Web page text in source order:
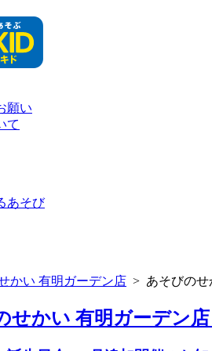
願い
て
あそび
かい 有明ガーデン店 > あそびの
せかい 有明ガーデン